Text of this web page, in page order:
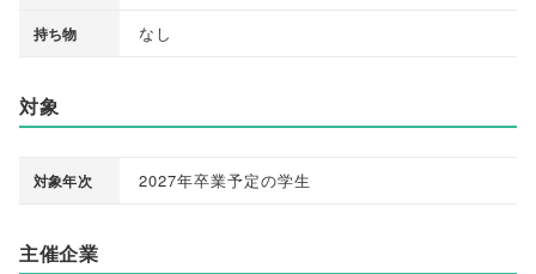
持ち物 なし
対象
対象年次 2027年卒業予定の学生
主催企業